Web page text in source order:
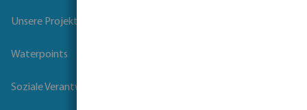
Unsere Projekte
Waterpoints
Soziale Verantwortung der Unternehmen